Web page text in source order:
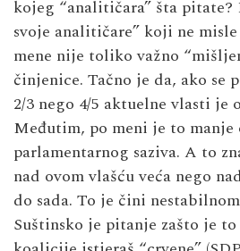
kojeg “analitičara” šta
svoje analitičare” koji ne
mene nije toliko važno
činjenice. Tačno je da, ako se
2/3 nego 4/5 aktuelne vlasti je
Međutim, po meni je to manje
parlamentarnog saziva. A to
nad ovom vlašću veća nego
do sada. To je čini
Suštinsko je pitanje zašto je